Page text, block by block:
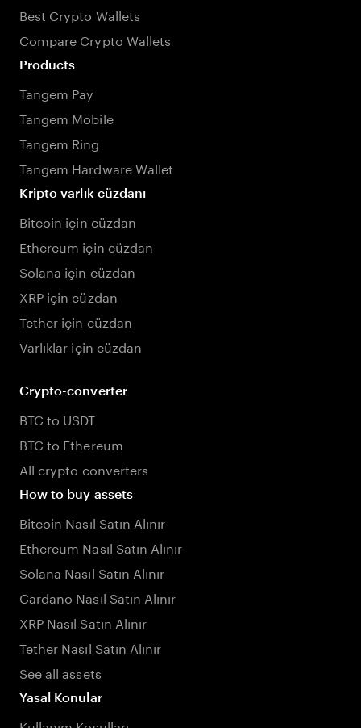
Best Crypto Wallets
Compare Crypto Wallets
Products
Tangem Pay
Tangem Mobile
Tangem Ring
Tangem Hardware Wallet
Kripto varlık cüzdanı
Bitcoin için cüzdan
Ethereum için cüzdan
Solana için cüzdan
XRP için cüzdan
Tether için cüzdan
Varlıklar için cüzdan
Crypto-converter
BTC to USDT
BTC to Ethereum
All crypto converters
How to buy assets
Bitcoin Nasıl Satın Alınır
Ethereum Nasıl Satın Alınır
Solana Nasıl Satın Alınır
Cardano Nasıl Satın Alınır
XRP Nasıl Satın Alınır
Tether Nasıl Satın Alınır
See all assets
Yasal Konular